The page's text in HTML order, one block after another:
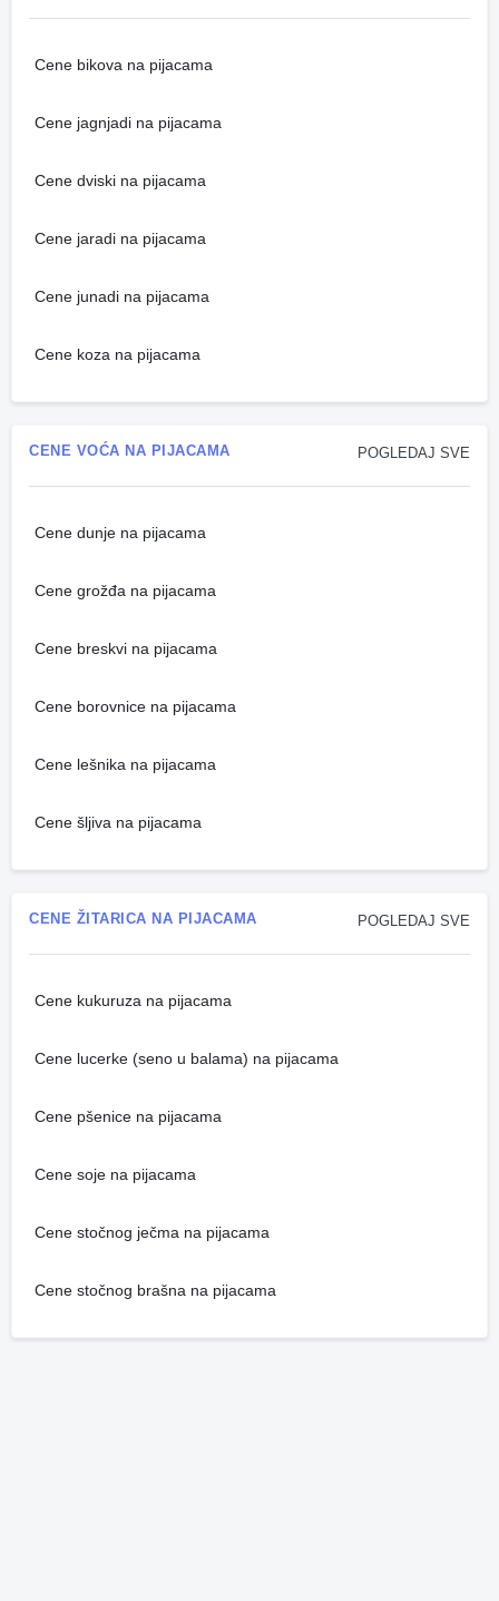
Cene bikova na pijacama
Cene jagnjadi na pijacama
Cene dviski na pijacama
Cene jaradi na pijacama
Cene junadi na pijacama
Cene koza na pijacama
POGLEDAJ SVE
CENE VOĆA NA PIJACAMA
Cene dunje na pijacama
Cene grožđa na pijacama
Cene breskvi na pijacama
Cene borovnice na pijacama
Cene lešnika na pijacama
Cene šljiva na pijacama
POGLEDAJ SVE
CENE ŽITARICA NA PIJACAMA
Cene kukuruza na pijacama
Cene lucerke (seno u balama) na pijacama
Cene pšenice na pijacama
Cene soje na pijacama
Cene stočnog ječma na pijacama
Cene stočnog brašna na pijacama